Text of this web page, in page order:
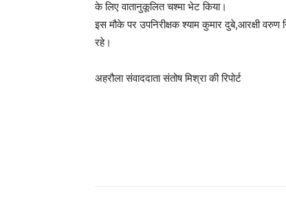
के लिए वातानुकूलित चश्मा भेट किया।
इस मौके पर उपनिरीक्षक श्याम कुमार दुबे,आरक्षी वरुण
रहे।
अहरौला संवाददाता संतोष मिश्रा की रिपोर्ट